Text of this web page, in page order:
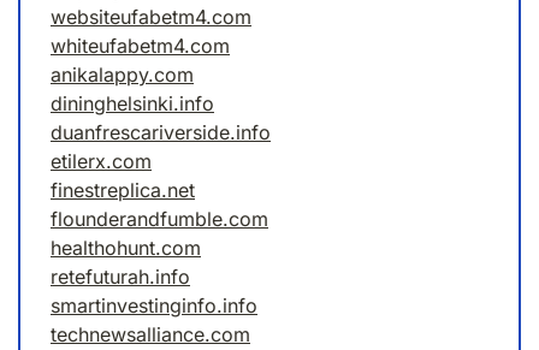
websiteufabetm4.com
whiteufabetm4.com
anikalappy.com
dininghelsinki.info
duanfrescariverside.info
etilerx.com
finestreplica.net
flounderandfumble.com
healthohunt.com
retefuturah.info
smartinvestinginfo.info
technewsalliance.com